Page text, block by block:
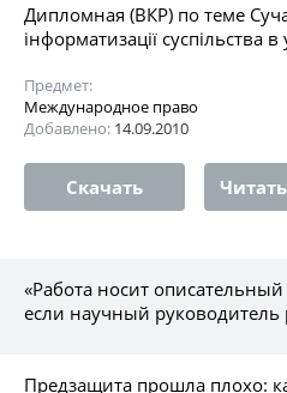
Дипломная (ВКР) по теме
інформатизації суспільства в
Предмет:
Международное право
Добавлено: 14.09.2010
Скачать
«Работа носит описательный
если научный
Предзащита прошла плохо: